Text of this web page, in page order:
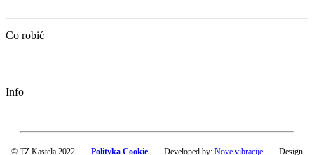
Co robić
Info
© TZ Kastela 2022 Polityka Cookie Developed by: Nove vibracije
Design